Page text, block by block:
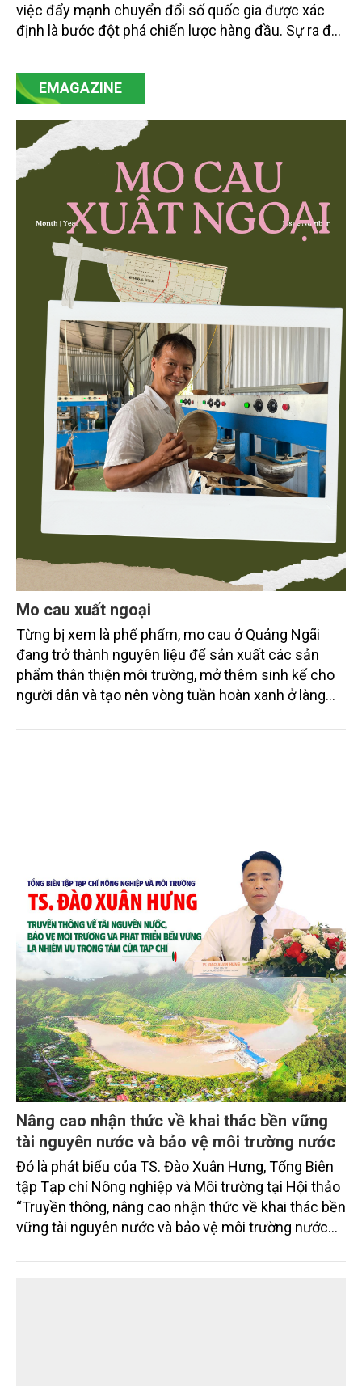
việc đẩy mạnh chuyển đổi số quốc gia được xác
định là bước đột phá chiến lược hàng đầu. Sự ra đời
mạnh mẽ, thúc đẩy quá trình cải cách toàn diện,
minh bạch hóa chuỗi cung ứng và nâng cao hiệu
then chốt là nông nghiệp và môi trường.
EMAGAZINE
Mo cau xuất ngoại
Từng bị xem là phế phẩm, mo cau ở Quảng Ngãi
đang trở thành nguyên liệu để sản xuất các sản
phẩm thân thiện môi trường, mở thêm sinh kế cho
người dân và tạo nên vòng tuần hoàn xanh ở làng
chén, dĩa... từ mo cau đã được thị trường trong nước
Nâng cao nhận thức về khai thác bền vững
tài nguyên nước và bảo vệ môi trường nước
Đó là phát biểu của TS. Đào Xuân Hưng, Tổng Biên
tập Tạp chí Nông nghiệp và Môi trường tại Hội thảo
“Truyền thông, nâng cao nhận thức về khai thác bền
vững tài nguyên nước và bảo vệ môi trường nước
trường phối hợp với Sở Nông nghiệp và Môi trường